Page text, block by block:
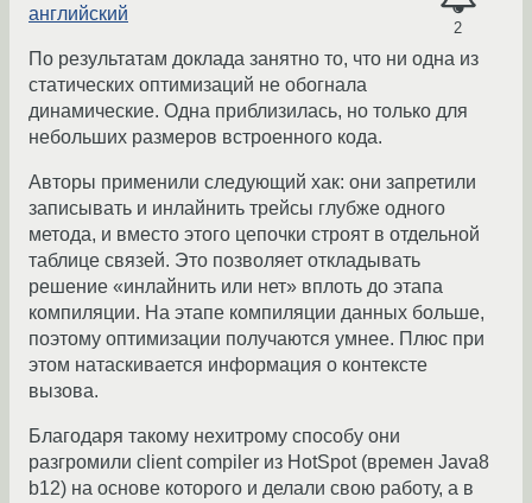
2
английский
По результатам доклада занятно то, что ни одна из
статических оптимизаций не обогнала
динамические. Одна приблизилась, но только для
небольших размеров встроенного кода.
Авторы применили следующий хак: они запретили
записывать и инлайнить трейсы глубже одного
метода, и вместо этого цепочки строят в отдельной
таблице связей. Это позволяет откладывать
решение «инлайнить или нет» вплоть до этапа
компиляции. На этапе компиляции данных больше,
поэтому оптимизации получаются умнее. Плюс при
этом натаскивается информация о контексте
вызова.
Благодаря такому нехитрому способу они
разгромили client compiler из HotSpot (времен Java8
b12) на основе которого и делали свою работу, а в